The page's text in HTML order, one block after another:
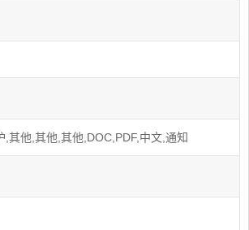
,其他,其他,其他,DOC,PDF,中文,通知